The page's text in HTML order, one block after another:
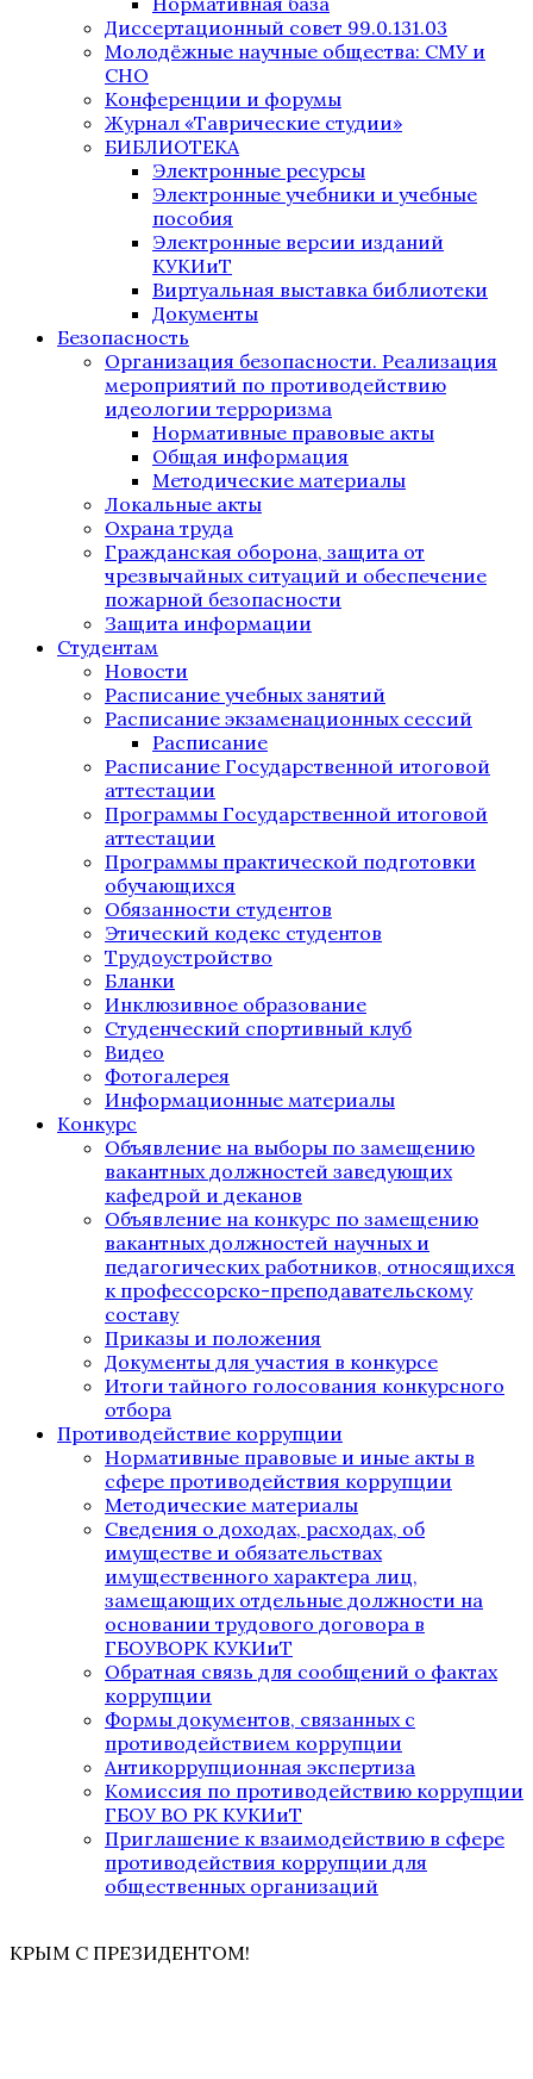
Диссертационный совет 99.0.131.03
Молодёжные научные общества: СМУ и
СНО
Конференции и форумы
Журнал «Таврические студии»
БИБЛИОТЕКА
Электронные ресурсы
Электронные учебники и учебные
пособия
Электронные версии изданий
КУКИиТ
Виртуальная выставка библиотеки
Документы
Безопасность
Организация безопасности. Реализация
мероприятий по противодействию
идеологии терроризма
Нормативные правовые акты
Общая информация
Методические материалы
Локальные акты
Охрана труда
Гражданская оборона, защита от
чрезвычайных ситуаций и обеспечение
пожарной безопасности
Защита информации
Студентам
Новости
Расписание учебных занятий
Расписание экзаменационных сессий
Расписание
Расписание Государственной итоговой
аттестации
Программы Государственной итоговой
аттестации
Программы практической подготовки
обучающихся
Обязанности студентов
Этический кодекс студентов
Трудоустройство
Бланки
Инклюзивное образование
Студенческий спортивный клуб
Видео
Фотогалерея
Информационные материалы
Конкурс
Объявление на выборы по замещению
вакантных должностей заведующих
кафедрой и деканов
Объявление на конкурс по замещению
вакантных должностей научных и
педагогических работников, относящихся
к профессорско-преподавательскому
составу
Приказы и положения
Документы для участия в конкурсе
Итоги тайного голосования конкурсного
отбора
Противодействие коррупции
Нормативные правовые и иные акты в
сфере противодействия коррупции
Методические материалы
Сведения о доходах, расходах, об
имуществе и обязательствах
имущественного характера лиц,
замещающих отдельные должности на
основании трудового договора в
ГБОУВОРК КУКИиТ
Обратная связь для сообщений о фактах
коррупции
Формы документов, связанных с
противодействием коррупции
Антикоррупционная экспертиза
Комиссия по противодействию коррупции
ГБОУ ВО РК КУКИиТ
Приглашение к взаимодействию в сфере
противодействия коррупции для
общественных организаций
КРЫМ С ПРЕЗИДЕНТОМ!